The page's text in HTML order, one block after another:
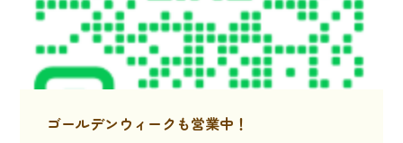
ゴールデンウィークも営業中！